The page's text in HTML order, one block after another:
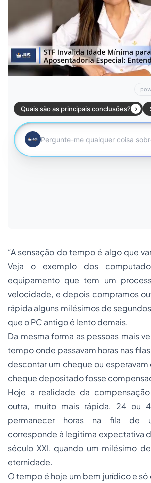
“A sensação do tempo é algo que
Veja o exemplo dos
equipamento que tem um
velocidade, e depois compramos
rápida alguns milésimos de
que o PC antigo é lento demais.
Da mesma forma as pessoas mais
tempo onde passavam horas nas
descontar um cheque ou esperavam
cheque depositado fosse
Hoje a realidade da
outra, muito mais rápida, 24 ou
permanecer horas na fila de
corresponde à legitima expectativa
século XXI, quando um milésimo
eternidade.
O tempo é hoje um bem jurídico e